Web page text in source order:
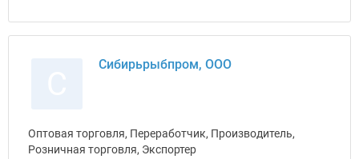
Сибирьрыбпром, ООО
Оптовая торговля, Переработчик, Производитель,
Розничная торговля, Экспортер